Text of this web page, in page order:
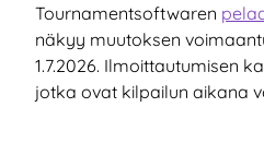
Tournamentsoftwaren
näkyy muutoksen
1.7.2026. Ilmoittautumisen
jotka ovat kilpailun aikana